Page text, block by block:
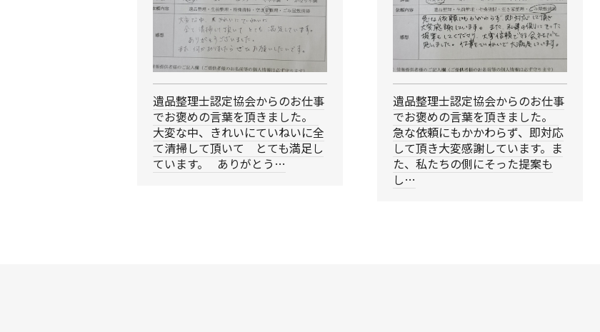
遺品整理士認定協会からのお仕事
でお褒めの言葉を頂きました。
大変な中、きれいにていねいに全
て清掃して頂いて とても満足し
ています。 ありがとう…
遺品整理士認定協会からのお仕事
でお褒めの言葉を頂きました。
急な依頼にもかかわらず、即対応
して頂き大変感謝しています。ま
た、私たちの側にそった提案も
し…